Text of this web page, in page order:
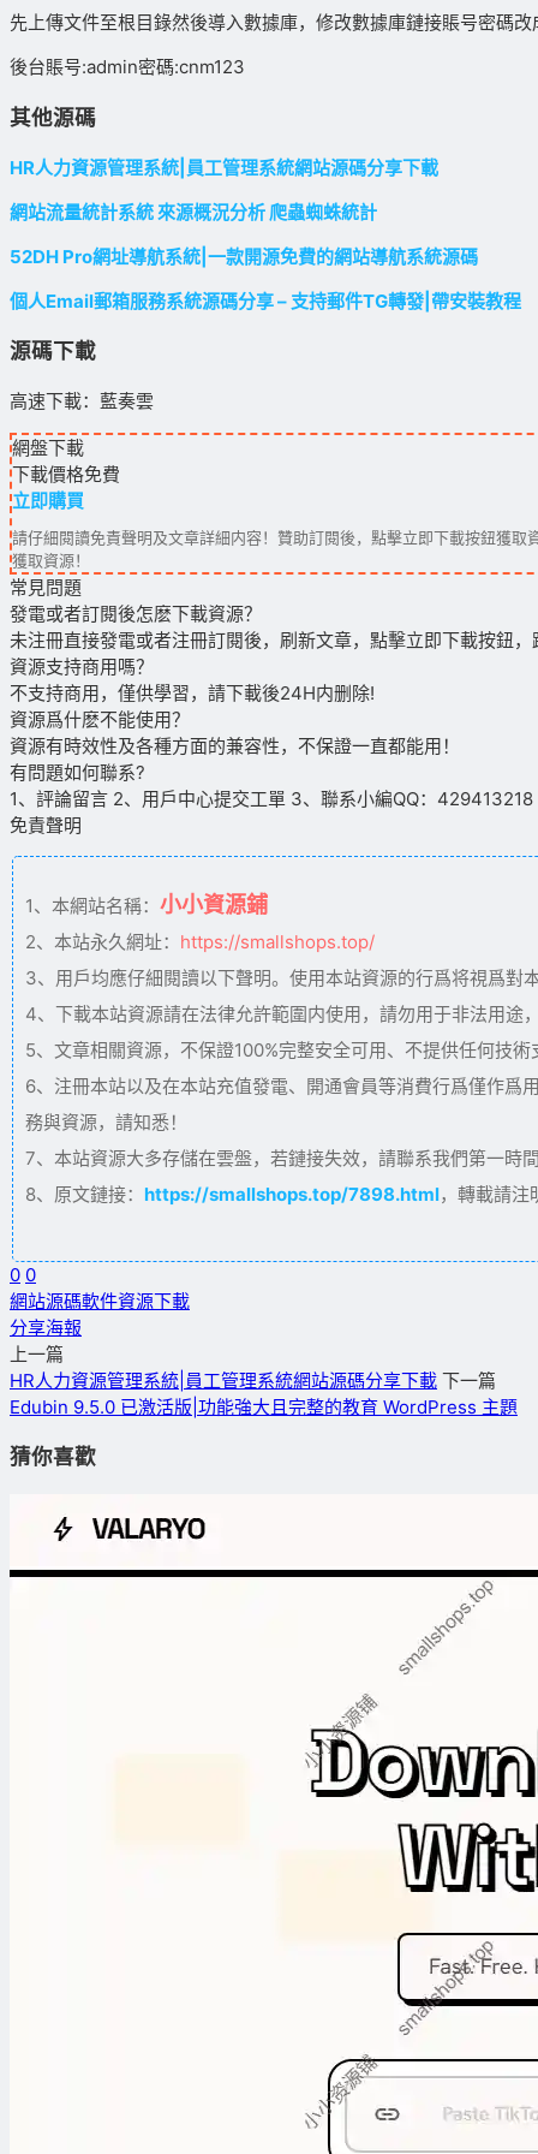
先上傳文件至根目錄然後導入數據庫，修改數據庫鏈接賬号密碼改
後台賬号:admin密碼:cnm123
其他源碼
HR人力資源管理系統|員工管理系統網站源碼分享下載
網站流量統計系統 來源概況分析 爬蟲蜘蛛統計
52DH Pro網址導航系統|一款開源免費的網站導航系統源碼
個人Email郵箱服務系統源碼分享 – 支持郵件TG轉發|帶安裝教程
源碼下載
高速下載：藍奏雲
網盤下載
下載價格免費
立即購買
請仔細閱讀免責聲明及文章詳細内容！贊助訂閱後，點擊立即下載按鈕獲
獲取資源！
常見問題
發電或者訂閱後怎麽下載資源？
未注冊直接發電或者注冊訂閱後，刷新文章，點擊立即下載按鈕
資源支持商用嗎？
不支持商用，僅供學習，請下載後24H内删除!
資源爲什麽不能使用？
資源有時效性及各種方面的兼容性，不保證一直都能用！
有問題如何聯系?
1、評論留言 2、用戶中心提交工單 3、聯系小編QQ：
免責聲明
1、本網站名稱： 小小資源鋪
2、本站永久網址： https://smallshops.top/
3、用戶均應仔細閱讀以下聲明。使用本站資源的行爲将視爲對
4、下載本站資源請在法律允許範圍内使用，請勿用于非法用途
5、文章相關資源，不保證100%完整安全可用、不提供任何技
6、注冊本站以及在本站充值發電、開通會員等消費行爲僅作
務與資源，請知悉！
7、本站資源大多存儲在雲盤，若鏈接失效，請聯系我們第一
8、原文鏈接： https://smallshops.top/7898.html，轉載請注
0 0
網站源碼軟件資源下載
分享海報
上一篇
HR人力資源管理系統|員工管理系統網站源碼分享下載 下一篇
Edubin 9.5.0 已激活版|功能強大且完整的教育 WordPress 主題
猜你喜歡